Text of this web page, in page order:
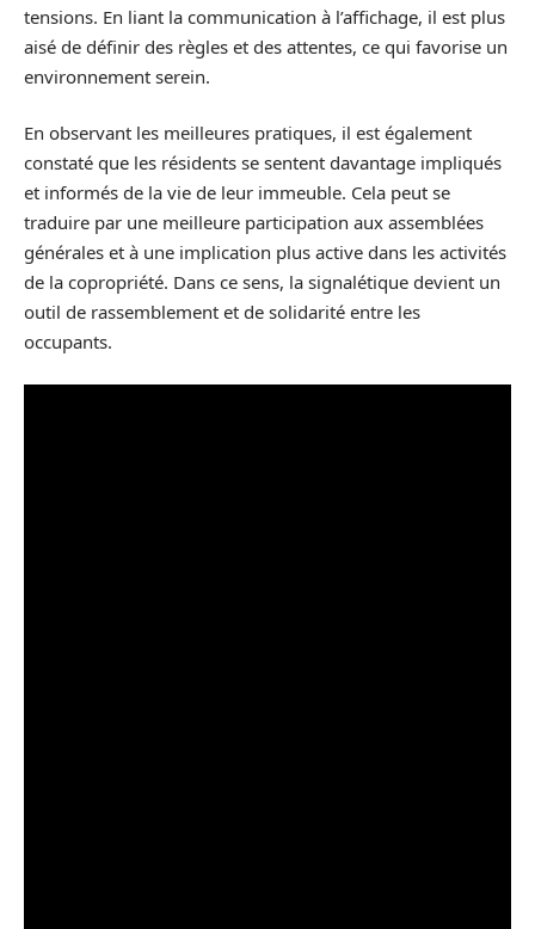
tensions. En liant la communication à l’affichage, il est plus
aisé de définir des règles et des attentes, ce qui favorise un
environnement serein.
En observant les meilleures pratiques, il est également
constaté que les résidents se sentent davantage impliqués
et informés de la vie de leur immeuble. Cela peut se
traduire par une meilleure participation aux assemblées
générales et à une implication plus active dans les activités
de la copropriété. Dans ce sens, la signalétique devient un
outil de rassemblement et de solidarité entre les
occupants.